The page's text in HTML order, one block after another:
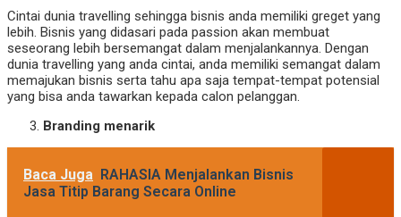
Cintai dunia travelling sehingga bisnis anda memiliki greget yang
lebih. Bisnis yang didasari pada passion akan membuat
seseorang lebih bersemangat dalam menjalankannya. Dengan
dunia travelling yang anda cintai, anda memiliki semangat dalam
memajukan bisnis serta tahu apa saja tempat-tempat potensial
yang bisa anda tawarkan kepada calon pelanggan.
Branding menarik
Baca Juga RAHASIA Menjalankan Bisnis
Jasa Titip Barang Secara Online